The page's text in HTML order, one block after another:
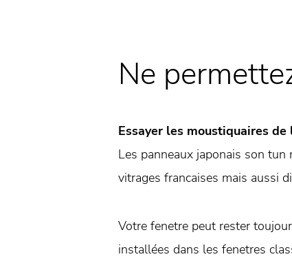
Ne
Essayer les moustiquaires de
Les panneaux japonais son
vitrages francaises mais aussi
Votre fenetre peut rester
installées dans les fenetres